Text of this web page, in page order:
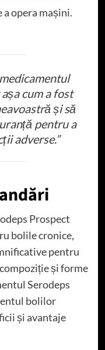
a opera mașini.
cum a fost
și să
pentru a
adverse.”
Prospect
bolile cronice,
pentru
și forme
Serodeps
bolilor
și avantaje